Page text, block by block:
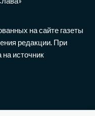
на сайте газеты
редакции. При
источник